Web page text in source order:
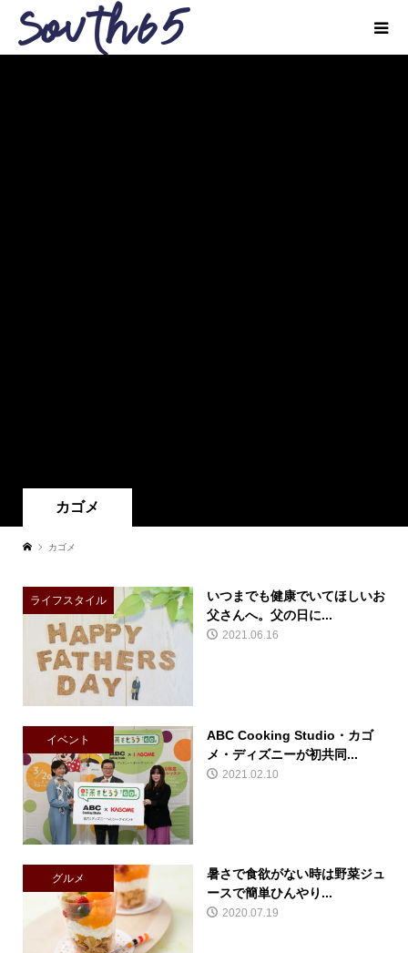
カゴメ
カゴメ
ライフスタイル
いつまでも健康でいてほしいお
父さんへ。父の日に...
2021.06.16
イベント
ABC Cooking Studio・カゴ
メ・ディズニーが初共同...
2021.02.10
グルメ
暑さで食欲がない時は野菜ジュ
ースで簡単ひんやり...
2020.07.19